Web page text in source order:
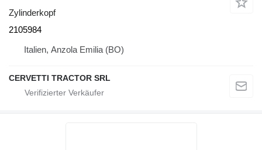
Zylinderkopf
2105984
Italien, Anzola Emilia (BO)
CERVETTI TRACTOR SRL